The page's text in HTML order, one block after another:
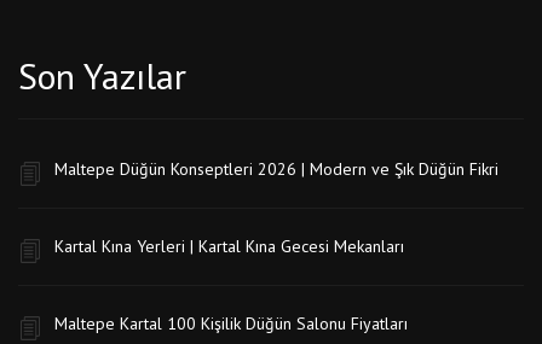
Son Yazılar
Maltepe Düğün Konseptleri 2026 | Modern ve Şık Düğün Fikri
Kartal Kına Yerleri | Kartal Kına Gecesi Mekanları
Maltepe Kartal 100 Kişilik Düğün Salonu Fiyatları